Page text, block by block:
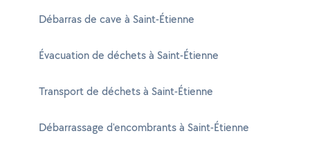
Débarras de cave à Saint-Étienne
Évacuation de déchets à Saint-Étienne
Transport de déchets à Saint-Étienne
Débarrassage d'encombrants à Saint-Étienne